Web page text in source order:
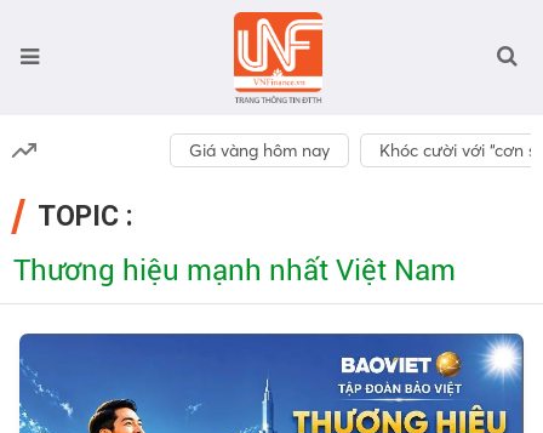
Giá vàng hôm nay Khóc cười với “cơn
TOPIC :
Thương hiệu mạnh nhất Việt Nam